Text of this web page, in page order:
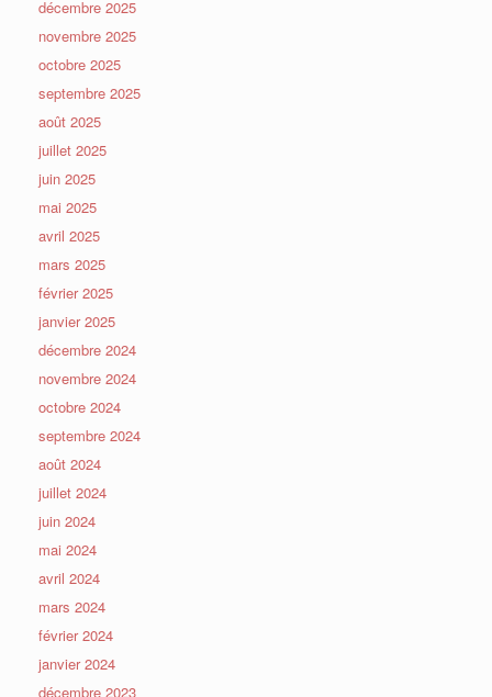
décembre 2025
novembre 2025
octobre 2025
septembre 2025
août 2025
juillet 2025
juin 2025
mai 2025
avril 2025
mars 2025
février 2025
janvier 2025
décembre 2024
novembre 2024
octobre 2024
septembre 2024
août 2024
juillet 2024
juin 2024
mai 2024
avril 2024
mars 2024
février 2024
janvier 2024
décembre 2023